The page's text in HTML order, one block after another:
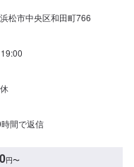
松市中央区和田町766
間で返信
円〜